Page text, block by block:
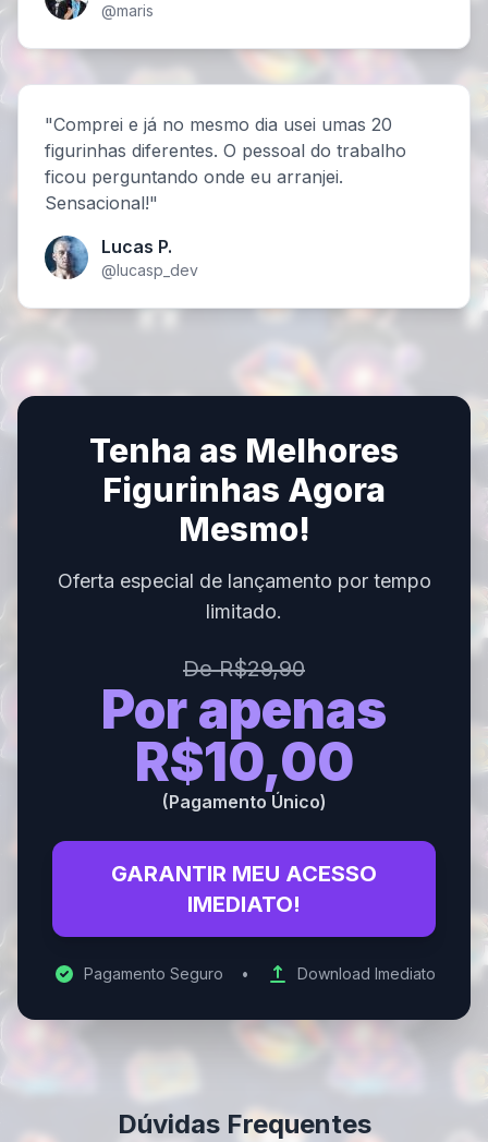
@maris
"Comprei e já no mesmo dia usei umas 20
figurinhas diferentes. O pessoal do trabalho
ficou perguntando onde eu arranjei.
Sensacional!"
Lucas P.
@lucasp_dev
Tenha as Melhores
Figurinhas Agora
Mesmo!
Oferta especial de lançamento por tempo
limitado.
De R$29,90
Por apenas
R$10,00
(Pagamento Único)
GARANTIR MEU ACESSO
IMEDIATO!
Pagamento Seguro • Download Imediato
Dúvidas Frequentes